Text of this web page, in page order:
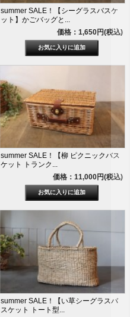
summer SALE！【シーグラスバスケ
ット】かごバッグと...
価格：1,650円(税込)
summer SALE！【柳 ピクニックバス
ケット トランク...
価格：11,000円(税込)
summer SALE！【い草シーグラスバ
スケット トート型...